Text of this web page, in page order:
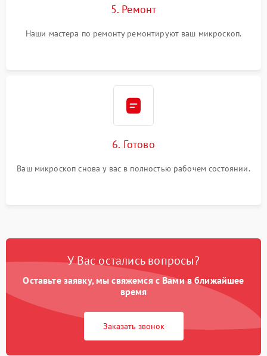
5. Ремонт
Наши мастера по ремонту ремонтируют ваш микроскоп.
6. Готово
Ваш микроскоп снова у вас в полностью рабочем состоянии.
У Вас остались вопросы?
Оставьте заявку, мы свяжемся с Вами в ближайшее
время
Заказать звонок